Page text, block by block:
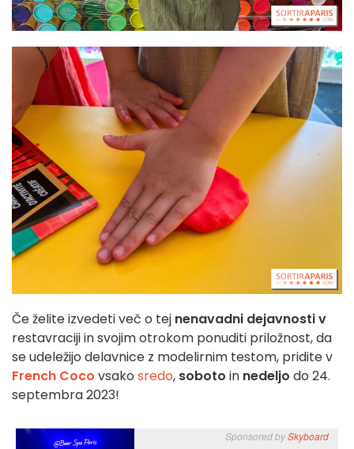
Če želite izvedeti več o tej nenavadni dejavnosti v
restavraciji in svojim otrokom ponuditi priložnost, da
se udeležijo delavnice z modelirnim testom, pridite v
French Coco vsako sredo, soboto in nedeljo do 24.
septembra 2023!